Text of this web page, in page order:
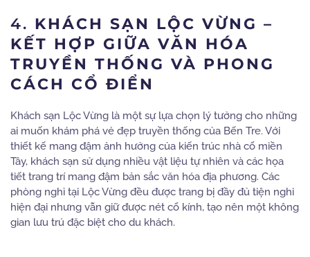
4. KHÁCH SẠN LỘC VỪNG –
KẾT HỢP GIỮA VĂN HÓA
TRUYỀN THỐNG VÀ PHONG
CÁCH CỔ ĐIỂN
Khách sạn Lộc Vừng là một sự lựa chọn lý tưởng cho những
ai muốn khám phá vẻ đẹp truyền thống của Bến Tre. Với
thiết kế mang đậm ảnh hưởng của kiến trúc nhà cổ miền
Tây, khách sạn sử dụng nhiều vật liệu tự nhiên và các họa
tiết trang trí mang đậm bản sắc văn hóa địa phương. Các
phòng nghỉ tại Lộc Vừng đều được trang bị đầy đủ tiện nghi
hiện đại nhưng vẫn giữ được nét cổ kính, tạo nên một không
gian lưu trú đặc biệt cho du khách.